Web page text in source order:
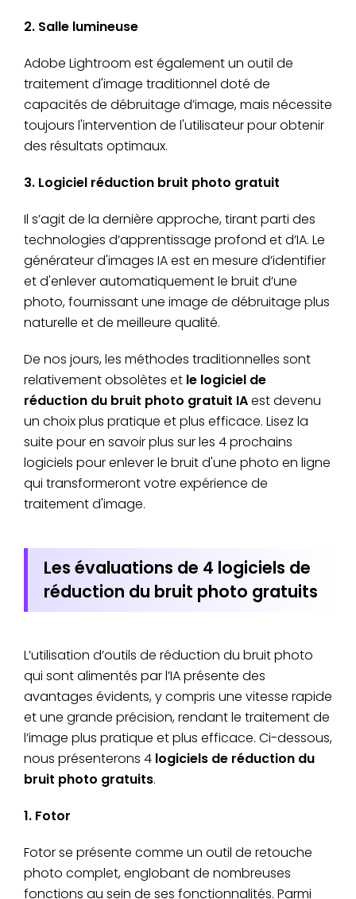
2. Salle lumineuse
Adobe Lightroom est également un outil de
traitement d'image traditionnel doté de
capacités de débruitage d’image, mais nécessite
toujours l'intervention de l'utilisateur pour obtenir
des résultats optimaux.
3. Logiciel réduction bruit photo gratuit
Il s’agit de la dernière approche, tirant parti des
technologies d’apprentissage profond et d’IA. Le
générateur d'images IA est en mesure d’identifier
et d'enlever automatiquement le bruit d’une
photo, fournissant une image de débruitage plus
naturelle et de meilleure qualité.
De nos jours, les méthodes traditionnelles sont
relativement obsolètes et le logiciel de
réduction du bruit photo gratuit IAest devenu
un choix plus pratique et plus efficace. Lisez la
suite pour en savoir plus sur les 4 prochains
logiciels pour enlever le bruit d'une photo en ligne
qui transformeront votre expérience de
traitement d'image.
Les évaluations de 4 logiciels de
réduction du bruit photo gratuits
L’utilisation d’outils de réduction du bruit photo
qui sont alimentés par l’IA présente des
avantages évidents, y compris une vitesse rapide
et une grande précision, rendant le traitement de
l’image plus pratique et plus efficace. Ci-dessous,
nous présenterons 4 logiciels de réduction du
bruit photo gratuits.
1. Fotor
Fotor se présente comme un outil de retouche
photo complet, englobant de nombreuses
fonctions au sein de ses fonctionnalités. Parmi